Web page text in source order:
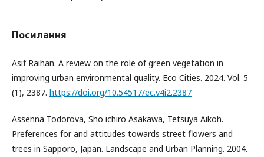
Посилання
Asif Raihan. A review on the role of green vegetation in
improving urban environmental quality. Eco Cities. 2024. Vol. 5
(1), 2387. https://doi.org/10.54517/ec.v4i2.2387
Assenna Todorova, Sho ichiro Asakawa, Tetsuya Aikoh.
Preferences for and attitudes towards street flowers and
trees in Sapporo, Japan. Landscape and Urban Planning. 2004.